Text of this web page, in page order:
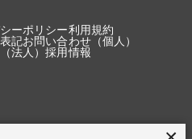
ーポリシー利用規約
記お問い合わせ（個人）
法人）採用情報
2021年4月24日以降の記事より税込（本